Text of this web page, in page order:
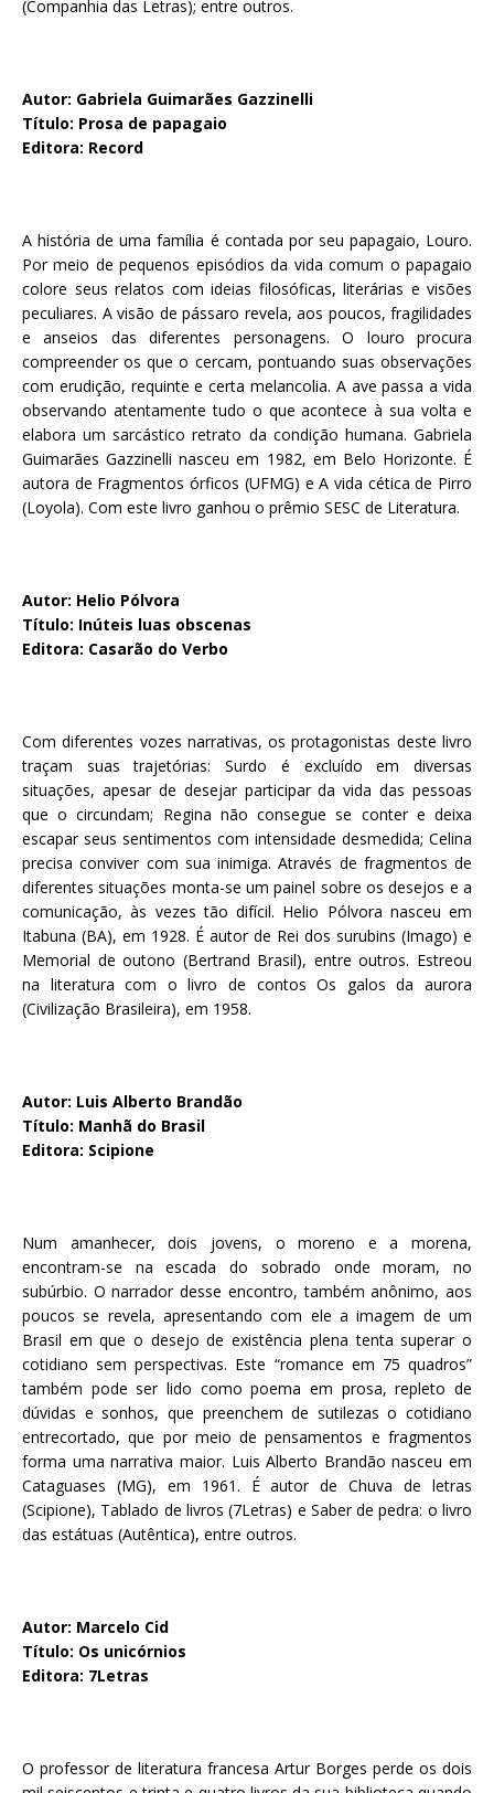
(Companhia das Letras); entre outros.
Autor: Gabriela Guimarães Gazzinelli
Título: Prosa de papagaio
Editora: Record
A história de uma família é contada por seu papagaio, Louro.
Por meio de pequenos episódios da vida comum o papagaio
colore seus relatos com ideias filosóficas, literárias e visões
peculiares. A visão de pássaro revela, aos poucos, fragilidades
e anseios das diferentes personagens. O louro procura
compreender os que o cercam, pontuando suas observações
com erudição, requinte e certa melancolia. A ave passa a vida
observando atentamente tudo o que acontece à sua volta e
elabora um sarcástico retrato da condição humana. Gabriela
Guimarães Gazzinelli nasceu em 1982, em Belo Horizonte. É
autora de Fragmentos órficos (UFMG) e A vida cética de Pirro
(Loyola). Com este livro ganhou o prêmio SESC de Literatura.
Autor: Helio Pólvora
Título: Inúteis luas obscenas
Editora: Casarão do Verbo
Com diferentes vozes narrativas, os protagonistas deste livro
traçam suas trajetórias: Surdo é excluído em diversas
situações, apesar de desejar participar da vida das pessoas
que o circundam; Regina não consegue se conter e deixa
escapar seus sentimentos com intensidade desmedida; Celina
precisa conviver com sua inimiga. Através de fragmentos de
diferentes situações monta-se um painel sobre os desejos e a
comunicação, às vezes tão difícil. Helio Pólvora nasceu em
Itabuna (BA), em 1928. É autor de Rei dos surubins (Imago) e
Memorial de outono (Bertrand Brasil), entre outros. Estreou
na literatura com o livro de contos Os galos da aurora
(Civilização Brasileira), em 1958.
Autor: Luis Alberto Brandão
Título: Manhã do Brasil
Editora: Scipione
Num amanhecer, dois jovens, o moreno e a morena,
encontram-se na escada do sobrado onde moram, no
subúrbio. O narrador desse encontro, também anônimo, aos
poucos se revela, apresentando com ele a imagem de um
Brasil em que o desejo de existência plena tenta superar o
cotidiano sem perspectivas. Este “romance em 75 quadros”
também pode ser lido como poema em prosa, repleto de
dúvidas e sonhos, que preenchem de sutilezas o cotidiano
entrecortado, que por meio de pensamentos e fragmentos
forma uma narrativa maior. Luis Alberto Brandão nasceu em
Cataguases (MG), em 1961. É autor de Chuva de letras
(Scipione), Tablado de livros (7Letras) e Saber de pedra: o livro
das estátuas (Autêntica), entre outros.
Autor: Marcelo Cid
Título: Os unicórnios
Editora: 7Letras
O professor de literatura francesa Artur Borges perde os dois